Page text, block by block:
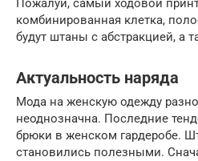
Пожалуй, самый ходовой
комбинированная клетка,
будут штаны с абстракцией, а
Актуальность наряда
Мода на женскую одежду
неоднозначна. Последние
брюки в женском гардеробе.
становились полезными.